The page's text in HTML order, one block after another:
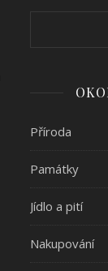
Příroda
Památky
Jídlo a pití
Nakupování